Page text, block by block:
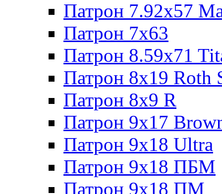
Патрон 7.92x57
Патрон 7x63
Патрон 8.59x71
Патрон 8x19 Roth
Патрон 8x9 R
Патрон 9x17
Патрон 9x18 Ultra
Патрон 9x18 ПБМ
Патрон 9x18 ПМ